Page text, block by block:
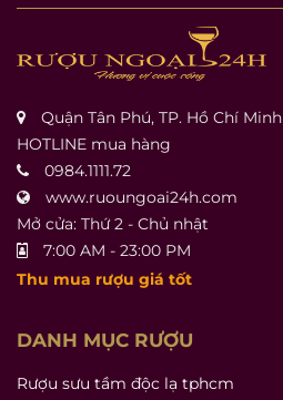
Quận Tân Phú, TP. Hồ Chí Minh
HOTLINE mua hàng
0984.1111.72
www.ruoungoai24h.com
Mở cửa: Thứ 2 - Chủ nhật
7:00 AM - 23:00 PM
Thu mua rượu giá tốt
DANH MỤC RƯỢU
Rượu sưu tầm độc lạ tphcm